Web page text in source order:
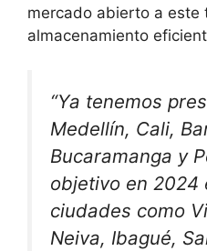
mercado abierto a este
almacenamiento
“Ya tenemos
Medellín, Cali,
Bucaramanga y
objetivo en 2024
ciudades como
Neiva, Ibagué,